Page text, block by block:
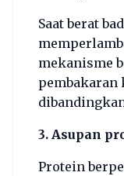
Saat berat
mekanisme
3. Asupan
Protein